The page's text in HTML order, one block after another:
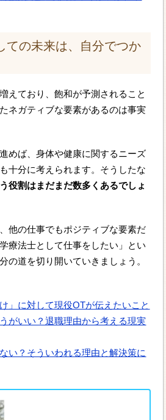
ての未来は、自分でつか
えており、飽和が予測されること
ネガティブな要素があるのは事実
めば、身体や健康に関するニーズ
十分に考えられます。そうしたな
役割はまだまだ数多くあるでしょ
他の仕事でもポジティブな要素だ
療法士として仕事をしたい」とい
の道を切り開いていきましょう。
」に対して現役OTが伝えたいこと
がいい？退職理由から考える現実
い？そういわれる理由と解決策に